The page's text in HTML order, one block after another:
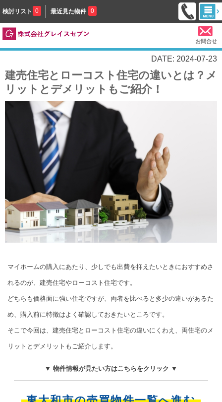
検討リスト 0 最近見た物件 0
お問合せ
DATE: 2024-07-23
建売住宅とローコスト住宅の違いとは？メ
リットとデメリットもご紹介！
マイホームの購入にあたり、少しでも出費を抑えたいときにおすすめさ
れるのが、建売住宅やローコスト住宅です。
どちらも価格面に強い住宅ですが、両者を比べると多少の違いがあるた
め、購入前に特徴はよく確認しておきたいところです。
そこで今回は、建売住宅とローコスト住宅の違いにくわえ、両住宅のメ
リットとデメリットもご紹介します。
▼ 物件情報が見たい方はこちらをクリック ▼